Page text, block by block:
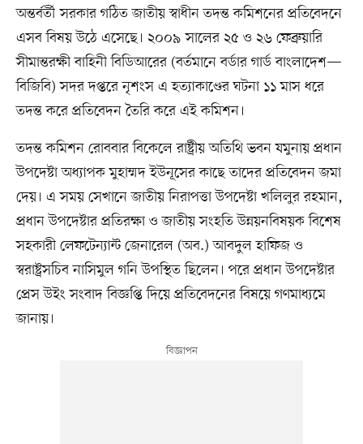
অন্তর্বর্তী সরকার গঠিত জাতীয় স্বাধীন তদন্ত কমিশনের প্রতিবেদনে
এসব বিষয় উঠে এসেছে। ২০০৯ সালের ২৫ ও ২৬ ফেব্রুয়ারি
সীমান্তরক্ষী বাহিনী বিডিআরের (বর্তমানে বর্ডার গার্ড বাংলাদেশ—
বিজিবি) সদর দপ্তরে নৃশংস এ হত্যাকাণ্ডের ঘটনা ১১ মাস ধরে
তদন্ত করে প্রতিবেদন তৈরি করে এই কমিশন।
তদন্ত কমিশন রোববার বিকেলে রাষ্ট্রীয় অতিথি ভবন যমুনায় প্রধান
উপদেষ্টা অধ্যাপক মুহাম্মদ ইউনূসের কাছে তাদের প্রতিবেদন জমা
দেয়। এ সময় সেখানে জাতীয় নিরাপত্তা উপদেষ্টা খলিলুর রহমান,
প্রধান উপদেষ্টার প্রতিরক্ষা ও জাতীয় সংহতি উন্নয়নবিষয়ক বিশেষ
সহকারী লেফটেন্যান্ট জেনারেল (অব.) আবদুল হাফিজ ও
স্বরাষ্ট্রসচিব নাসিমুল গনি উপস্থিত ছিলেন। পরে প্রধান উপদেষ্টার
প্রেস উইং সংবাদ বিজ্ঞপ্তি দিয়ে প্রতিবেদনের বিষয়ে গণমাধ্যমে
জানায়।